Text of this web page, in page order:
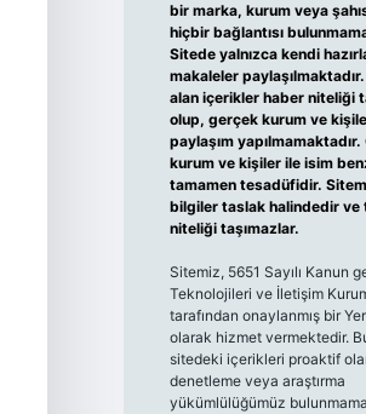
bir marka, kurum veya
hiçbir bağlantısı
Sitede yalnızca kendi
makaleler
alan içerikler haber niteliği
olup, gerçek kurum ve
paylaşım
kurum ve kişiler ile isim
tamamen tesadüfidir.
bilgiler taslak halindedir ve
niteliği taşımazlar.
Sitemiz, 5651 Sayılı Kanun
Teknolojileri ve İletişim
tarafından onaylanmış bir
olarak hizmet vermektedir.
sitedeki içerikleri proaktif
denetleme veya araştırma
yükümlülüğümüz